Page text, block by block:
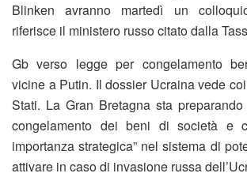
Blinken avranno martedì un
riferisce il ministero russo citato dalla
Gb verso legge per congelamento
vicine a Putin. Il dossier Ucraina vede
Stati. La Gran Bretagna sta
congelamento dei beni di società e
importanza strategica” nel sistema di
attivare in caso di invasione russa